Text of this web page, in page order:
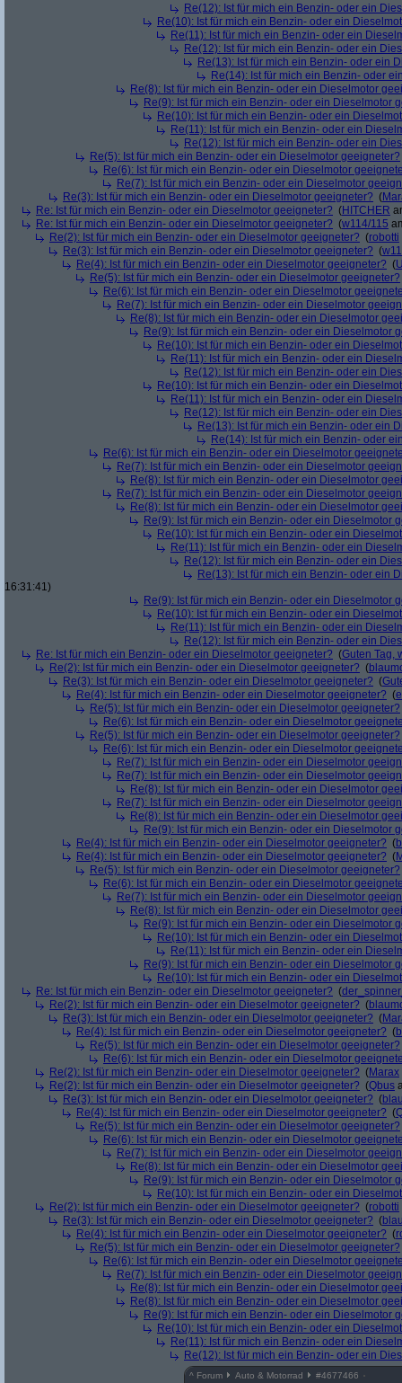
Re(12): Ist für mich ein Benzin- oder ein
Re(10): Ist für mich ein Benzin- oder ein
Re(11): Ist für mich ein Benzin- oder ein
Re(12): Ist für mich ein Benzin- oder ein
Re(13): Ist für mich ein Benzin- oder ein
Re(14): Ist für mich ein Benzin- oder
Re(8): Ist für mich ein Benzin- oder ein Dieselmotor
Re(9): Ist für mich ein Benzin- oder ein Dieselmotor
Re(10): Ist für mich ein Benzin- oder ein
Re(11): Ist für mich ein Benzin- oder ein
Re(12): Ist für mich ein Benzin- oder ein
Re(5): Ist für mich ein Benzin- oder ein Dieselmotor geeigneter?
Re(6): Ist für mich ein Benzin- oder ein Dieselmotor
Re(7): Ist für mich ein Benzin- oder ein Dieselmotor
Re(3): Ist für mich ein Benzin- oder ein Dieselmotor geeigneter? (
Re: Ist für mich ein Benzin- oder ein Dieselmotor geeigneter? (HITCHER
Re: Ist für mich ein Benzin- oder ein Dieselmotor geeigneter? (w114/115
Re(2): Ist für mich ein Benzin- oder ein Dieselmotor geeigneter? (robotti
Re(3): Ist für mich ein Benzin- oder ein Dieselmotor geeigneter? (
Re(4): Ist für mich ein Benzin- oder ein Dieselmotor geeigneter? (
Re(5): Ist für mich ein Benzin- oder ein Dieselmotor geeigneter?
Re(6): Ist für mich ein Benzin- oder ein Dieselmotor
Re(7): Ist für mich ein Benzin- oder ein Dieselmotor
Re(8): Ist für mich ein Benzin- oder ein Dieselmotor
Re(9): Ist für mich ein Benzin- oder ein Dieselmotor
Re(10): Ist für mich ein Benzin- oder ein
Re(11): Ist für mich ein Benzin- oder ein
Re(12): Ist für mich ein Benzin- oder ein
Re(10): Ist für mich ein Benzin- oder ein
Re(11): Ist für mich ein Benzin- oder ein
Re(12): Ist für mich ein Benzin- oder ein
Re(13): Ist für mich ein Benzin- oder ein
Re(14): Ist für mich ein Benzin- oder
Re(6): Ist für mich ein Benzin- oder ein Dieselmotor
Re(7): Ist für mich ein Benzin- oder ein Dieselmotor
Re(8): Ist für mich ein Benzin- oder ein Dieselmotor
Re(7): Ist für mich ein Benzin- oder ein Dieselmotor
Re(8): Ist für mich ein Benzin- oder ein Dieselmotor
Re(9): Ist für mich ein Benzin- oder ein Dieselmotor
Re(10): Ist für mich ein Benzin- oder ein
Re(11): Ist für mich ein Benzin- oder ein
Re(12): Ist für mich ein Benzin- oder ein
Re(13): Ist für mich ein Benzin- oder ein
16:31:41)
Re(9): Ist für mich ein Benzin- oder ein Dieselmotor
Re(10): Ist für mich ein Benzin- oder ein
Re(11): Ist für mich ein Benzin- oder ein
Re(12): Ist für mich ein Benzin- oder ein
Re: Ist für mich ein Benzin- oder ein Dieselmotor geeigneter? (Guten Tag,
Re(2): Ist für mich ein Benzin- oder ein Dieselmotor geeigneter? (
Re(3): Ist für mich ein Benzin- oder ein Dieselmotor geeigneter? (
Re(4): Ist für mich ein Benzin- oder ein Dieselmotor geeigneter? (
Re(5): Ist für mich ein Benzin- oder ein Dieselmotor geeigneter?
Re(6): Ist für mich ein Benzin- oder ein Dieselmotor
Re(5): Ist für mich ein Benzin- oder ein Dieselmotor geeigneter?
Re(6): Ist für mich ein Benzin- oder ein Dieselmotor
Re(7): Ist für mich ein Benzin- oder ein Dieselmotor
Re(7): Ist für mich ein Benzin- oder ein Dieselmotor
Re(8): Ist für mich ein Benzin- oder ein Dieselmotor
Re(7): Ist für mich ein Benzin- oder ein Dieselmotor
Re(8): Ist für mich ein Benzin- oder ein Dieselmotor
Re(9): Ist für mich ein Benzin- oder ein Dieselmotor
Re(4): Ist für mich ein Benzin- oder ein Dieselmotor geeigneter? (
Re(4): Ist für mich ein Benzin- oder ein Dieselmotor geeigneter? (
Re(5): Ist für mich ein Benzin- oder ein Dieselmotor geeigneter?
Re(6): Ist für mich ein Benzin- oder ein Dieselmotor
Re(7): Ist für mich ein Benzin- oder ein Dieselmotor
Re(8): Ist für mich ein Benzin- oder ein Dieselmotor
Re(9): Ist für mich ein Benzin- oder ein Dieselmotor
Re(10): Ist für mich ein Benzin- oder ein
Re(11): Ist für mich ein Benzin- oder ein
Re(9): Ist für mich ein Benzin- oder ein Dieselmotor
Re(10): Ist für mich ein Benzin- oder ein
Re: Ist für mich ein Benzin- oder ein Dieselmotor geeigneter? (
Re(2): Ist für mich ein Benzin- oder ein Dieselmotor geeigneter? (
Re(3): Ist für mich ein Benzin- oder ein Dieselmotor geeigneter? (
Re(4): Ist für mich ein Benzin- oder ein Dieselmotor geeigneter? (
Re(5): Ist für mich ein Benzin- oder ein Dieselmotor geeigneter?
Re(6): Ist für mich ein Benzin- oder ein Dieselmotor
Re(2): Ist für mich ein Benzin- oder ein Dieselmotor geeigneter? (Marax
Re(2): Ist für mich ein Benzin- oder ein Dieselmotor geeigneter? (Qbus
Re(3): Ist für mich ein Benzin- oder ein Dieselmotor geeigneter? (
Re(4): Ist für mich ein Benzin- oder ein Dieselmotor geeigneter? (
Re(5): Ist für mich ein Benzin- oder ein Dieselmotor geeigneter?
Re(6): Ist für mich ein Benzin- oder ein Dieselmotor
Re(7): Ist für mich ein Benzin- oder ein Dieselmotor
Re(8): Ist für mich ein Benzin- oder ein Dieselmotor
Re(9): Ist für mich ein Benzin- oder ein Dieselmotor
Re(10): Ist für mich ein Benzin- oder ein
Re(2): Ist für mich ein Benzin- oder ein Dieselmotor geeigneter? (robotti
Re(3): Ist für mich ein Benzin- oder ein Dieselmotor geeigneter? (
Re(4): Ist für mich ein Benzin- oder ein Dieselmotor geeigneter? (
Re(5): Ist für mich ein Benzin- oder ein Dieselmotor geeigneter?
Re(6): Ist für mich ein Benzin- oder ein Dieselmotor
Re(7): Ist für mich ein Benzin- oder ein Dieselmotor
Re(8): Ist für mich ein Benzin- oder ein Dieselmotor
Re(8): Ist für mich ein Benzin- oder ein Dieselmotor
Re(9): Ist für mich ein Benzin- oder ein Dieselmotor
Re(10): Ist für mich ein Benzin- oder ein
Re(11): Ist für mich ein Benzin- oder ein
Re(12): Ist für mich ein Benzin- oder ein
^ Forum Auto & Motorrad #4677466